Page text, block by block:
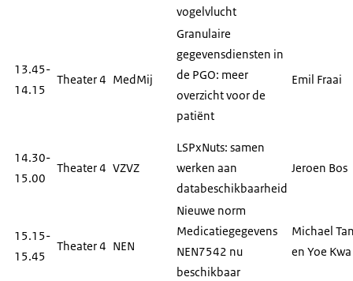
vogelvlucht
13.45-
14.15
Theater 4 MedMij
Granulaire
gegevensdiensten in
de PGO: meer
overzicht voor de
patiënt
Emil Fraai
14.30-
15.00
Theater 4 VZVZ
LSPxNuts: samen
werken aan
databeschikbaarheid
Jeroen Bos
15.15-
15.45
Theater 4 NEN
Nieuwe norm
Medicatiegegevens
NEN7542 nu
beschikbaar
Michael
en Yoe Kwa